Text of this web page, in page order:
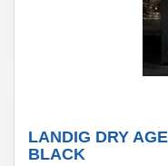
LANDIG DRY
BLACK